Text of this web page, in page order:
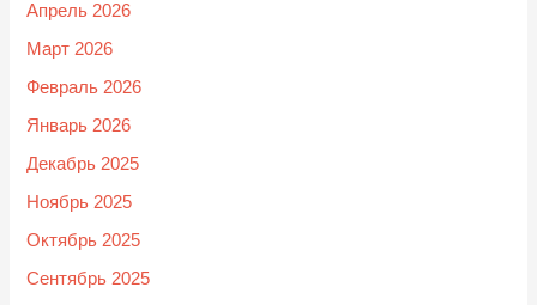
Апрель 2026
Март 2026
Февраль 2026
Январь 2026
Декабрь 2025
Ноябрь 2025
Октябрь 2025
Сентябрь 2025